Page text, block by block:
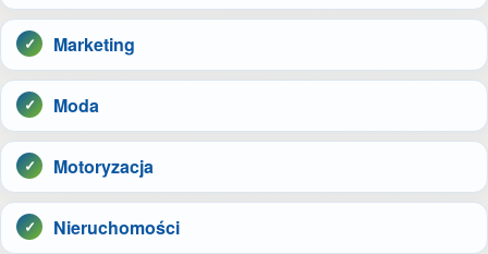
Marketing
Moda
Motoryzacja
Nieruchomości